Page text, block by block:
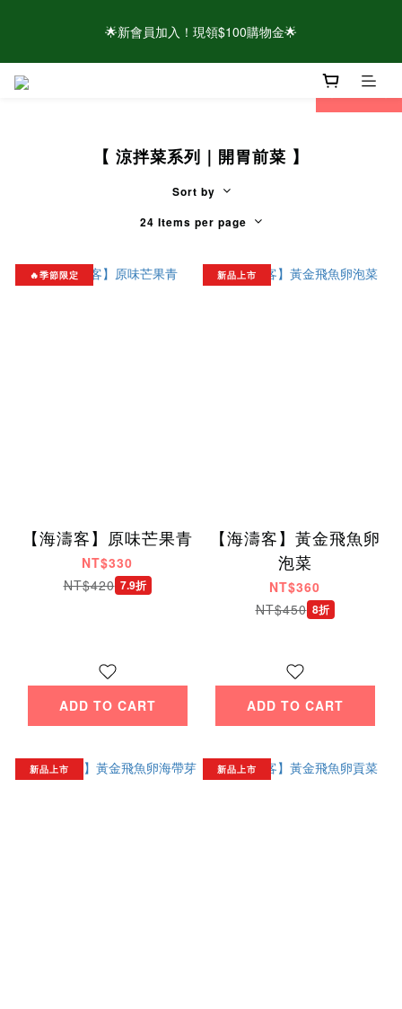
🌟新會員加入！現領$100購物金🌟
🌟新會員加入！現領$100購物金🌟
⚠️請認明官方帳號！近期有仿冒頁面/粉專盜圖詐騙 👉點此查看官
🌟新會員加入！現領$100購物金🌟
prev
【 涼拌菜系列｜開胃前菜 】
Sort by
24 Items per page
🔥季節限定
【海濤客】原味芒果青
NT$330
NT$420 7.9折
ADD TO CART
新品上市
【海濤客】黃金飛魚卵
泡菜
NT$360
NT$450 8折
ADD TO CART
新品上市 新品上市